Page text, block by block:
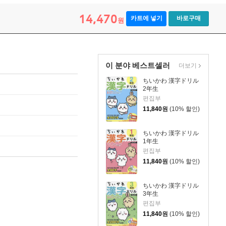
14,470원 카트에 넣기 바로구매
이 분야 베스트셀러
ちいかわ 漢字ドリル
2年生
편집부
11,840원 (10% 할인)
ちいかわ 漢字ドリル
1年生
편집부
11,840원 (10% 할인)
ちいかわ 漢字ドリル
3年生
편집부
11,840원 (10% 할인)
더보기